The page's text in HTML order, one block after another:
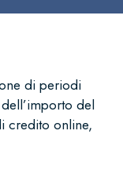
di periodi
del
credito online,